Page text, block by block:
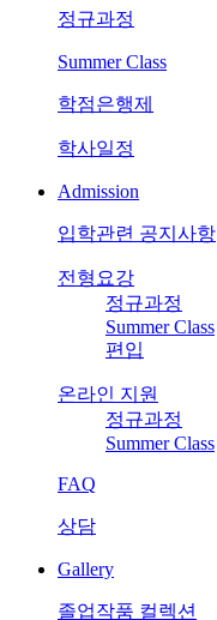
정규과정
Summer Class
학점은행제
학사일정
Admission
입학관련 공지사항
전형요강
정규과정
Summer Class
편입
온라인 지원
정규과정
Summer Class
FAQ
상담
Gallery
졸업작품 컬렉션